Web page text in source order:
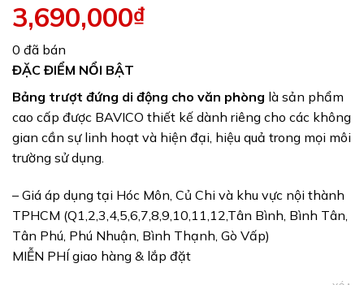
3,690,000₫
0 đã bán
ĐẶC ĐIỂM NỔI BẬT
Bảng trượt đứng di động cho văn phòng là sản phẩm
cao cấp được BAVICO thiết kế dành riêng cho các không
gian cần sự linh hoạt và hiện đại, hiệu quả trong mọi môi
trường sử dụng.
– Giá áp dụng tại Hóc Môn, Củ Chi và khu vực nội thành
TPHCM (Q1,2,3,4,5,6,7,8,9,10,11,12,Tân Bình, Bình Tân,
Tân Phú, Phú Nhuận, Bình Thạnh, Gò Vấp)
MIỄN PHÍ giao hàng & lắp đặt